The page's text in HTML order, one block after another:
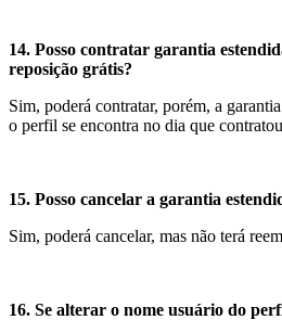
14. Posso contratar garantia
reposição grátis?
Sim, poderá contratar, porém, a
o perfil se encontra no dia que
15. Posso cancelar a garantia
Sim, poderá cancelar, mas não terá
16. Se alterar o nome usuário do